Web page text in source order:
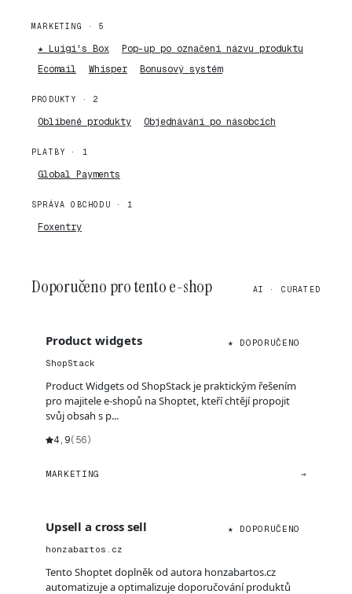
MARKETING · 5
★ Luigi's Box
Pop-up po označení názvu produktu
Ecomail
Whisper Bonusový systém
PRODUKTY · 2
Oblíbené produkty Objednávání po násobcích
PLATBY · 1
Global Payments
SPRÁVA OBCHODU · 1
Foxentry
Doporučeno pro tento e-shop AI · CURATED
Product widgets
★ DOPORUČENO
ShopStack
Product Widgets od ShopStack je praktickým řešením
pro majitele e-shopů na Shoptet, kteří chtějí propojit
svůj obsah s p...
4,9(56)
MARKETING →
Upsell a cross sell
★ DOPORUČENO
honzabartos.cz
Tento Shoptet doplněk od autora honzabartos.cz
automatizuje a optimalizuje doporučování produktů